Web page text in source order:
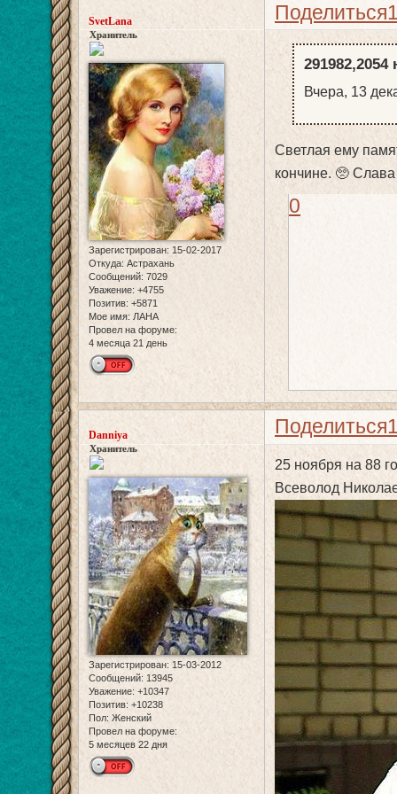
Поделиться
SvetLana
Хранитель
Зарегистрирован: 15-02-2017
Откуда: Астрахань
Сообщений: 7029
Уважение: +4755
Позитив: +5871
Мое имя: ЛАНА
Провел на форуме:
4 месяца 21 день
291982,2054
Вчера, 13
Светлая ему
кончине. 🥺
0
Поделиться
Danniya
Хранитель
Зарегистрирован: 15-03-2012
Сообщений: 13945
Уважение: +10347
Позитив: +10238
Пол: Женский
Провел на форуме:
5 месяцев 22 дня
25 ноября на 88
Всеволод